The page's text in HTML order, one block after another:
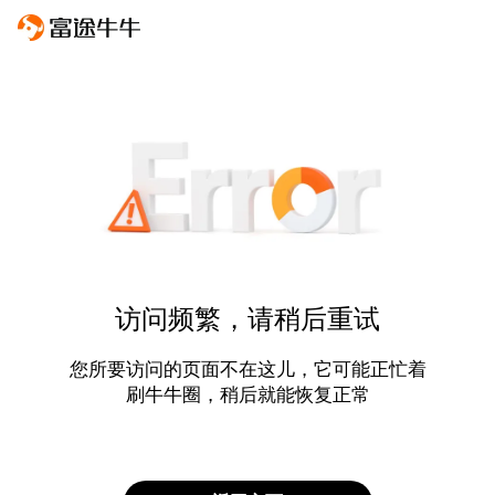
访问频繁，请稍后重试
您所要访问的页面不在这儿，它可能正忙着
刷牛牛圈，稍后就能恢复正常